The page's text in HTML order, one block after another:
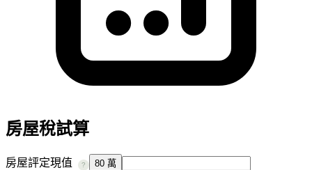
房屋稅試算
房屋評定現值 ? 80 萬